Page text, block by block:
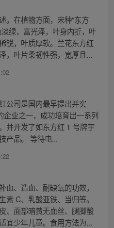
。在植物方面，宋种“东方
绿，富光泽，叶身内折，叶
锐，叶质厚软。兰花东方红
，叶片柔韧性强，宽厚且...
公司是国内最早提出并实
企业之一，成功培育出一系列
并开发了如东方红 1 号牌宇
产品。 等待电...
血、造血、耐缺氧的功效，
素 C、乳酸亚铁、当归等。
、面部暗黄无血丝、腿脚酸
宜少年儿童。食用方法为...